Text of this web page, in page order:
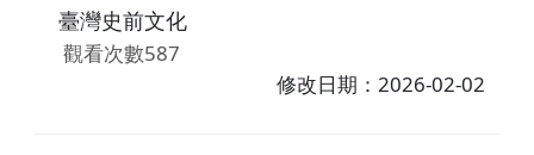
臺灣史前文化
觀看次數587
修改日期：2026-02-02